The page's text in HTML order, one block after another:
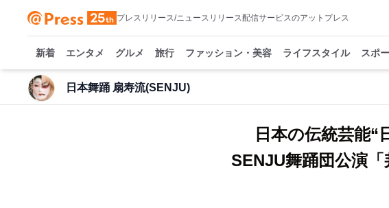
プレスリリース/ニュースリリース配信サービスのアットプレス
新着 エンタメ グルメ 旅行 ファッション・美容 ライフスタイル スポ
日本舞踊 扇寿流(SENJU)
日本の伝統芸能“
SENJU舞踊団公演